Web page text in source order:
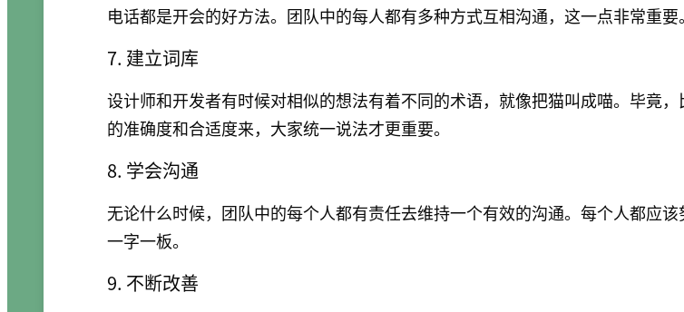
电话都是开会的好方法。团队中的每人都有多种方式互相沟通，这一点非常重要。
7. 建立词库
设计师和开发者有时候对相似的想法有着不同的术语，就像把猫叫成喵。毕竟，
的准确度和合适度来，大家统一说法才更重要。
8. 学会沟通
无论什么时候，团队中的每个人都有责任去维持一个有效的沟通。每个人都应该
一字一板。
9. 不断改善